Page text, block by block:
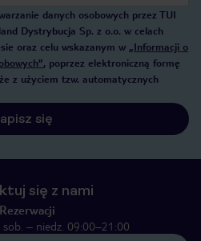
danych osobowych przez TUI
Dystrybucja Sp. z o.o. w celach
oraz celu wskazanym w „Informacji o
, poprzez elektroniczną formę
z użyciem tzw. automatycznych
się
się z nami
– niedz. 09:00–21:00